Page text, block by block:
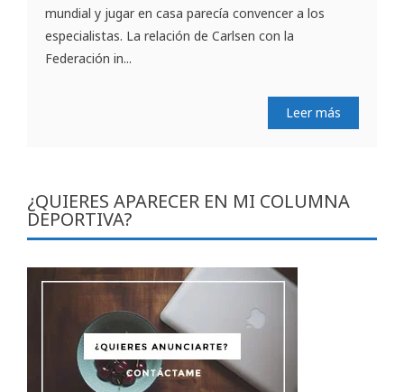
mundial y jugar en casa parecía convencer a los
especialistas. La relación de Carlsen con la
Federación in...
Leer más
¿QUIERES APARECER EN MI COLUMNA
DEPORTIVA?